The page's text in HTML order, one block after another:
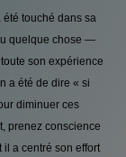
touché dans sa
quelque chose —
son expérience
a été de dire « si
diminuer ces
prenez conscience
il a centré son effort